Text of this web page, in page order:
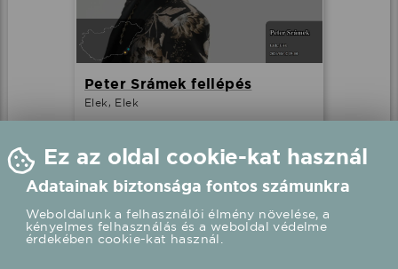
Peter Srámek fellépés
Elek, Elek
Ez az oldal cookie-kat használ
Adatainak biztonsága fontos számunkra
Weboldalunk a felhasználói élmény növelése, a
kényelmes felhasználás és a weboldal védelme
érdekében cookie-kat használ.